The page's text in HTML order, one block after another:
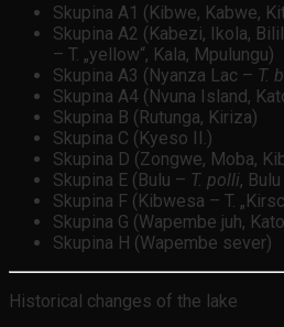
Skupina A1 (Kibwe, Kabwe,
Skupina A2 (Kabezi, Ikola,
– T. „yellow“, Kala, Mpulungu)
Skupina A3 (Nyanza Lac – T.
Skupina A4 (Nvuna Island,
Skupina B (Rutunga, Kiriza)
Skupina C (Kyeso II.)
Skupina D (Zongwe, Moba,
Skupina E (Bulu – T. polli,
Skupina F (Kibwesa – T.
Skupina G (Wapembe juh,
Skupina H (Wapembe sever)
Historical changes of the lake